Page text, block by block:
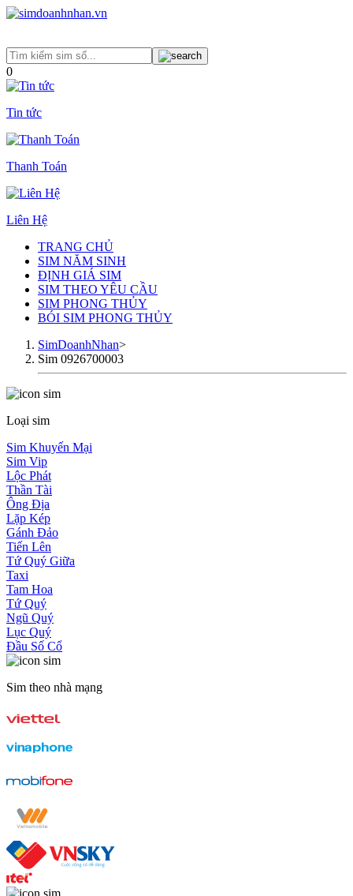
0
Tin tức
Thanh Toán
Liên Hệ
TRANG CHỦ
SIM NĂM SINH
ĐỊNH GIÁ SIM
SIM THEO YÊU CẦU
SIM PHONG THỦY
BÓI SIM PHONG THỦY
SimDoanhNhan>
Sim 0926700003
Loại sim
Sim Khuyến Mại
Sim Vip
Lộc Phát
Thần Tài
Ông Địa
Lặp Kép
Gánh Đảo
Tiến Lên
Tứ Quý Giữa
Taxi
Tam Hoa
Tứ Quý
Ngũ Quý
Lục Quý
Đầu Số Cổ
Sim theo nhà mạng